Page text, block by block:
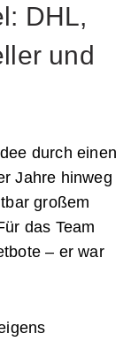
DHL,
und
durch einen
Jahre hinweg
großem
das Team
– er war